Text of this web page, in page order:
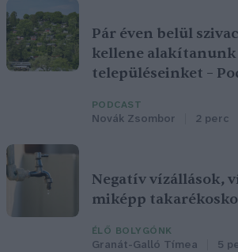
Pár éven belül
kellene alakítanunk
településeinket –
PODCAST
Novák Zsombor 2 perc
Negatív vízállások,
miképp
ÉLŐ BOLYGÓNK
Granát-Galló Tímea 5